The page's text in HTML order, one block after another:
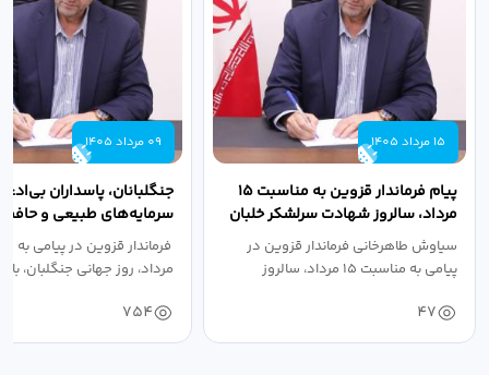
15 مرداد 1405
پیام فرماندار قزوین به مناسبت ۱۵
مرداد، سالروز شهادت سرلشکر خلبان
شهید عباس...
سیاوش طاهرخانی فرماندار قزوین در
پیامی به مناسبت ۱۵ مرداد، سالروز
47
09 مرداد 1405
جنگلبانان، پاسداران
سرمایه‌های طبیعی و
سرزمین هستند
مرداد، روز جهانی جنگلبان، با...
754